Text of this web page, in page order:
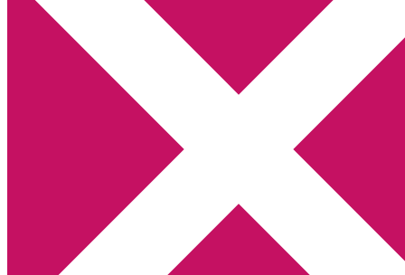
Hem
Boktolva
Författarfemman
Kontakt
Webbshop Amazon
Utskriftscentralen
Min tv-blogg
You are here:Home Archives for arkeologi